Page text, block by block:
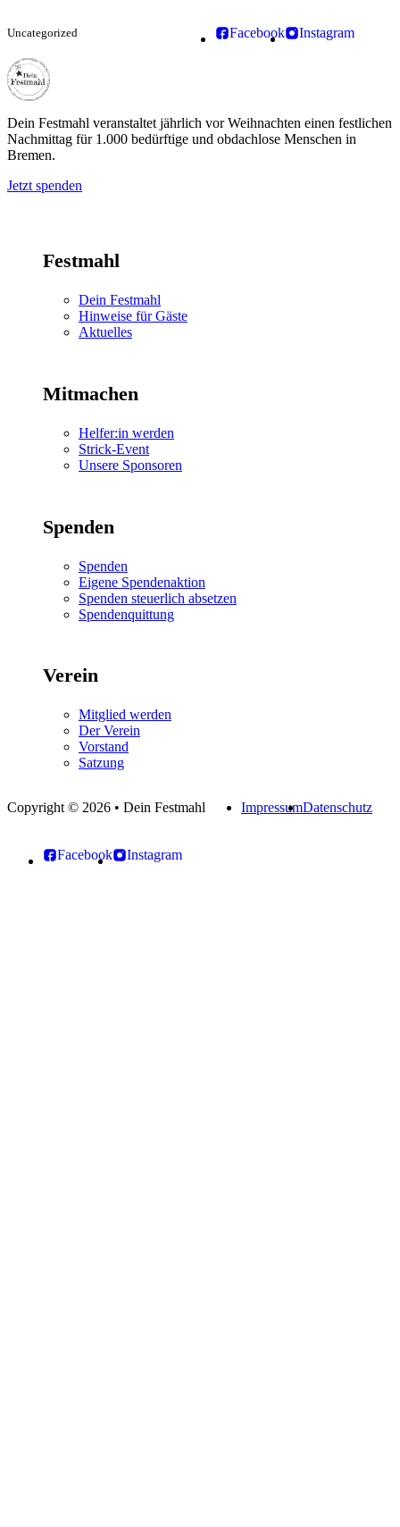
Uncategorized Facebook Instagram
Dein Festmahl
Dein Festmahl veranstaltet jährlich vor Weihnachten einen festlichen
Nachmittag für 1.000 bedürftige und obdachlose Menschen in
Bremen.
Jetzt spenden
Festmahl
Dein Festmahl
Hinweise für Gäste
Aktuelles
Mitmachen
Helfer:in werden
Strick-Event
Unsere Sponsoren
Spenden
Spenden
Eigene Spendenaktion
Spenden steuerlich absetzen
Spendenquittung
Verein
Mitglied werden
Der Verein
Vorstand
Satzung
Copyright © 2026 • Dein Festmahl ImpressumDatenschutz
Facebook Instagram